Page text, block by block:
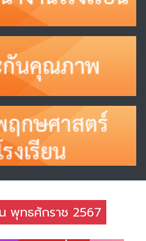
พุทธศักราช 2567